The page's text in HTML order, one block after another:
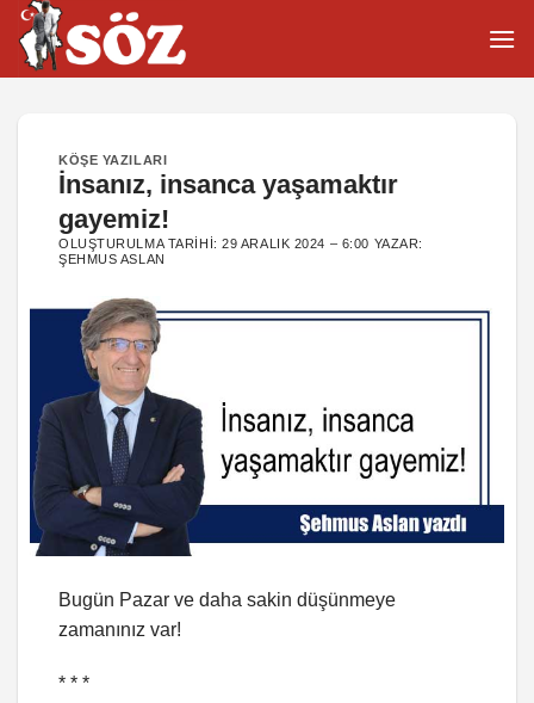
İçeriğe
atla
KÖŞE YAZILARI
İnsanız, insanca yaşamaktır
gayemiz!
OLUŞTURULMA TARIHI:29 ARALIK 2024 – 6:00 YAZAR:
ŞEHMUS ASLAN
Bugün Pazar ve daha sakin düşünmeye
zamanınız var!
* * *